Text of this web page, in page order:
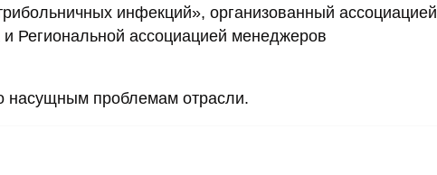
инфекций», организованный ассоциацией
Региональной ассоциацией менеджеров
насущным проблемам отрасли.